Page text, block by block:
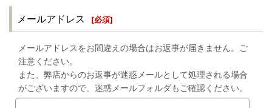
メールアドレス [必須]
メールアドレスをお間違えの場合はお返事が届きません。ご
注意ください。
また、弊店からのお返事が迷惑メールとして処理される場合
がございますので、迷惑メールフォルダもご確認ください。